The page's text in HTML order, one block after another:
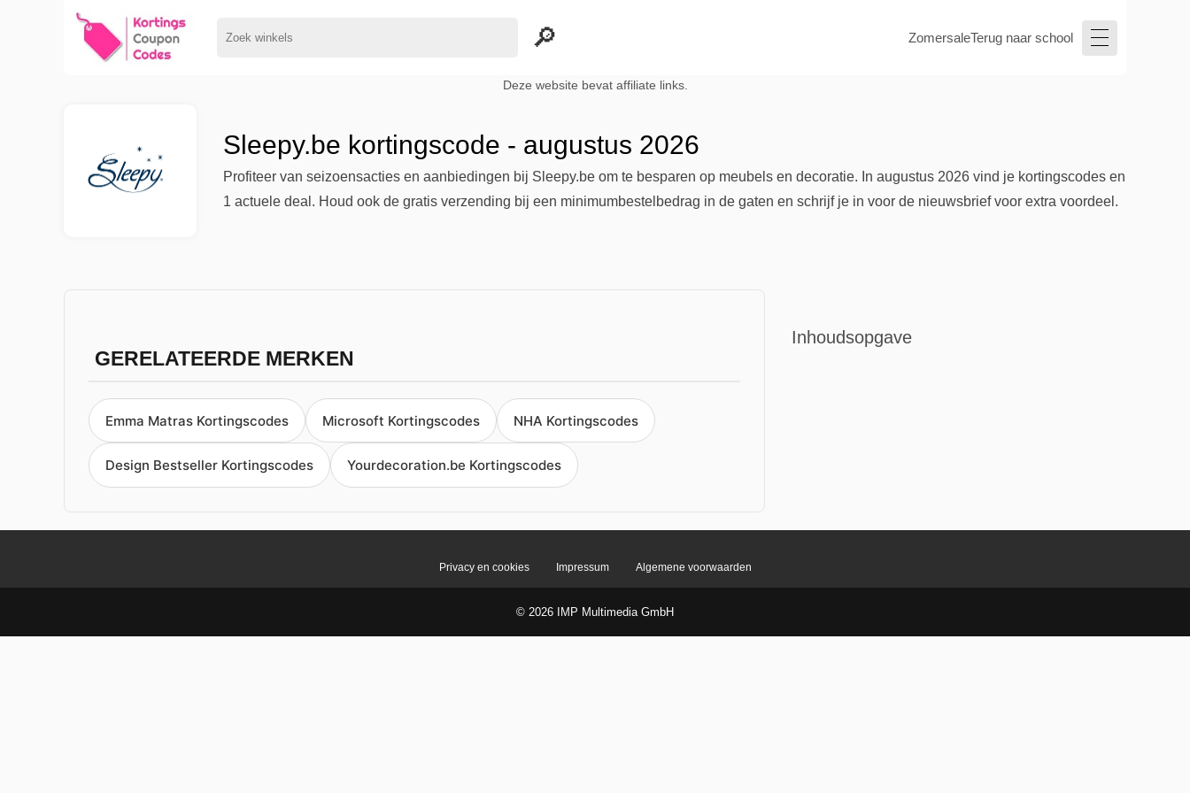
ZomersaleTerug naar school
Deze website bevat affiliate links.
Sleepy.be kortingscode - augustus 2026
Profiteer van seizoensacties en aanbiedingen bij Sleepy.be om te besparen op meubels en decoratie. In augustus 2026 vind je kortingscodes en
1 actuele deal. Houd ook de gratis verzending bij een minimumbestelbedrag in de gaten en schrijf je in voor de nieuwsbrief voor extra voordeel.
GERELATEERDE MERKEN
Emma Matras Kortingscodes Microsoft Kortingscodes NHA Kortingscodes
Design Bestseller Kortingscodes Yourdecoration.be Kortingscodes
Inhoudsopgave
Privacy en cookies Impressum Algemene voorwaarden
© 2026 IMP Multimedia GmbH